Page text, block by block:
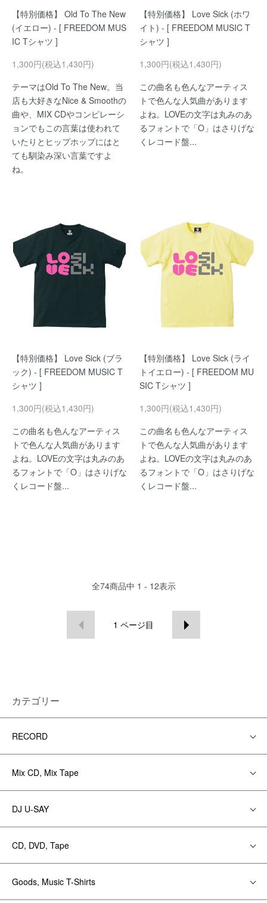
【特別価格】 Old To The New
(イエロー) - [ FREEDOM MUS
IC Tシャツ ]
1,300円(税込1,430円)
テーマはOld To The New。当
店も大好きなNice & Smoothの
曲や、MIX CDやコンピレーシ
ョンでもこの言葉は使われて
いたりとヒップホップにはと
ても馴染み深い言葉ですよ
ね。
【特別価格】 Love Sick (ホワ
イト) - [ FREEDOM MUSIC T
シャツ ]
1,300円(税込1,430円)
この曲名も色んなアーティス
トで色んな人気曲があります
よね。LOVEの文字は丸みのあ
るフォントで「O」はさりげな
くレコード盤...
【特別価格】 Love Sick (ブラ
ック) - [ FREEDOM MUSIC T
シャツ ]
1,300円(税込1,430円)
この曲名も色んなアーティス
トで色んな人気曲があります
よね。LOVEの文字は丸みのあ
るフォントで「O」はさりげな
くレコード盤...
【特別価格】 Love Sick (ライ
トイエロー) - [ FREEDOM MU
SIC Tシャツ ]
1,300円(税込1,430円)
この曲名も色んなアーティス
トで色んな人気曲があります
よね。LOVEの文字は丸みのあ
るフォントで「O」はさりげな
くレコード盤...
全74商品中 1 - 12表示
1 ページ目
カテゴリー
RECORD
Mix CD, Mix Tape
DJ U-SAY
CD, DVD, Tape
Goods, Music T-Shirts